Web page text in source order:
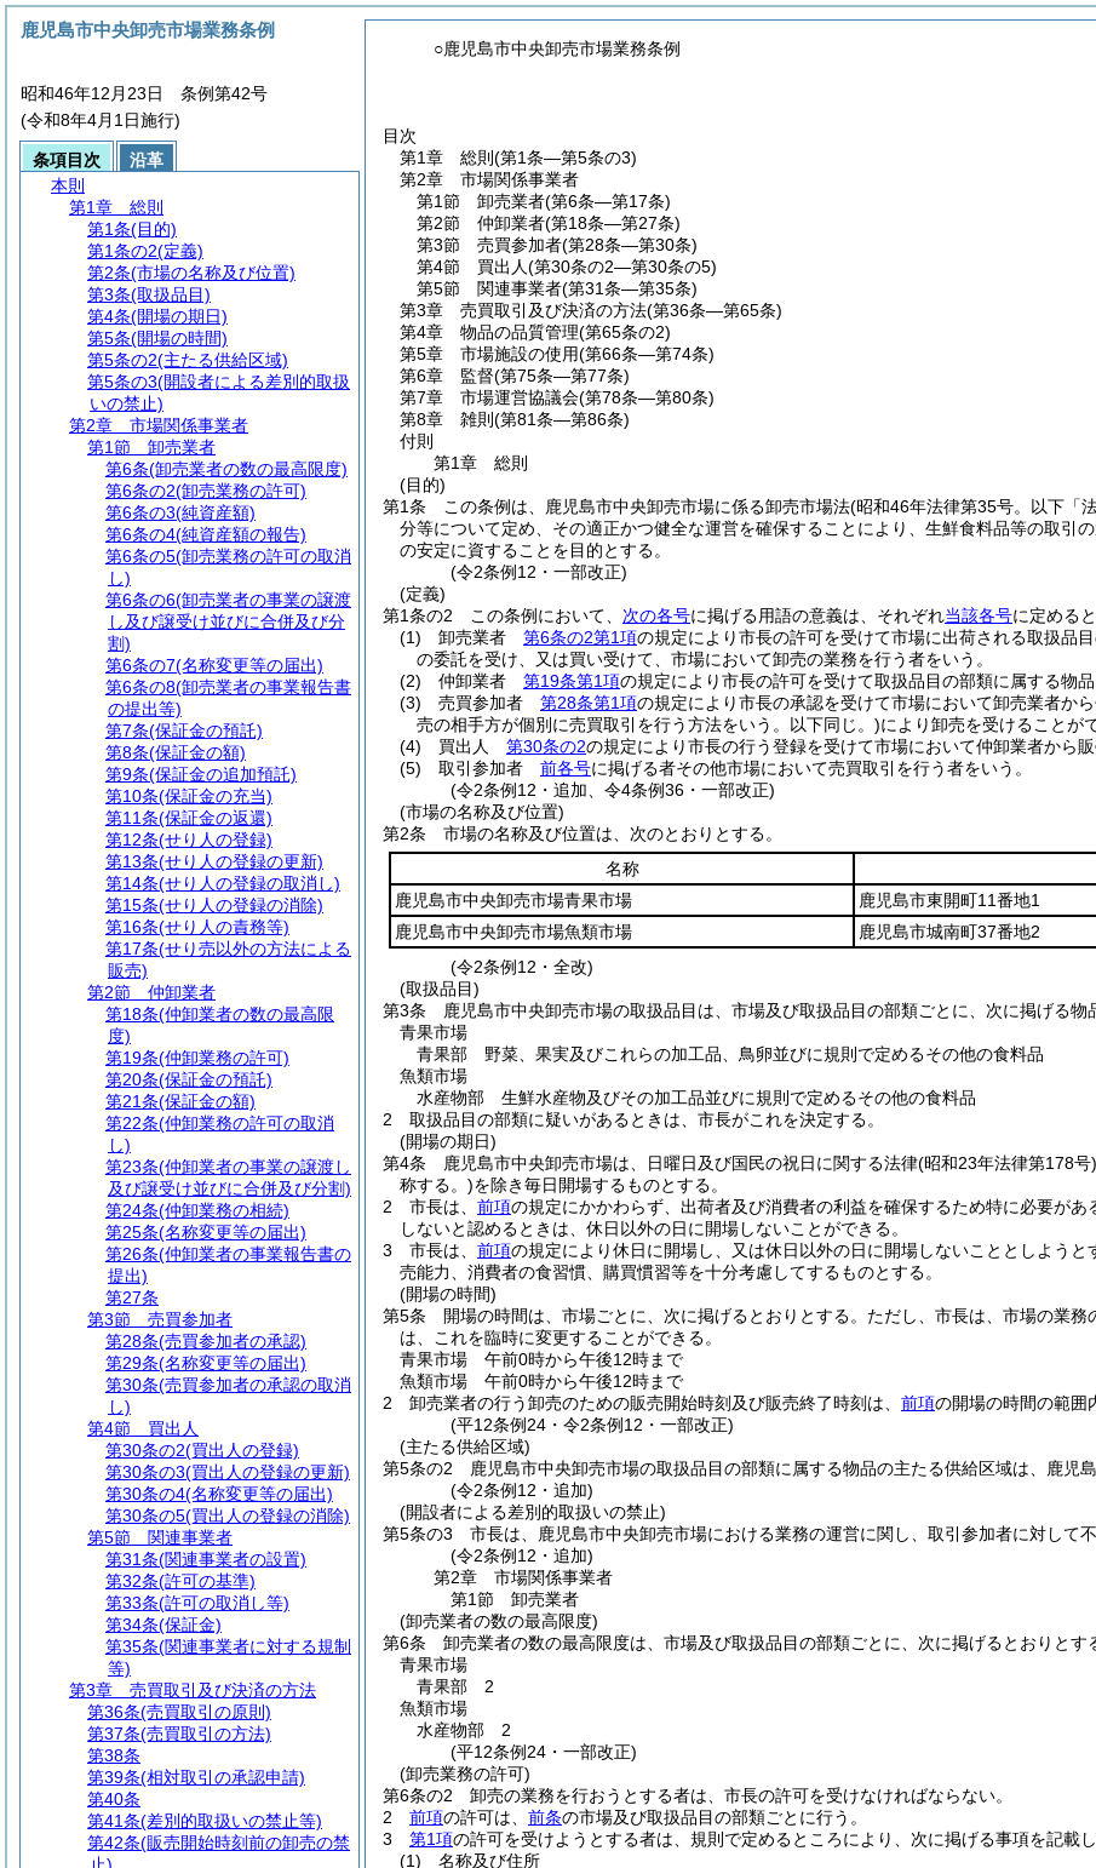
○鹿児島市中央卸売市場業務条例
目次
第1章
総則 (第1条―第5条の3)
第2章
市場関係事業者
第1節
卸売業者(第6条―第17条)
第2節
仲卸業者(第18条―第27条)
第3節
売買参加者(第28条―第30条)
第4節
買出人(第30条の2―第30条の5)
第5節
関連事業者(第31条―第35条)
第3章
売買取引及び決済の方法(第36条―第65条)
第4章
物品の品質管理(第65条の2)
第5章
市場施設の使用(第66条―第74条)
第6章
監督(第75条―第77条)
第7章
市場運営協議会(第78条―第80条)
第8章
雑則 (第81条―第86条)
付則
第1章
総則
(目的)
第1条
この条例は、鹿児島市中央卸売市場に係る卸売市場法(昭和46年法律第35号。以下「
分等について定め、その適正かつ健全な運営を確保することにより、生鮮食料品等の取引
の安定に資することを目的とする。
(令2条例12・一部改正)
(定義)
第1条の2
この条例において、 次の各号に掲げる用語の意義は、それぞれ当該各号に定める
(1)
卸売業者 第6条の2第1項の規定により市長の許可を受けて市場に出荷される取扱品
の委託を受け、又は買い受けて、市場において卸売の業務を行う者をいう。
(2)
仲卸業者 第19条第1項の規定により市長の許可を受けて取扱品目の部類に属する物
(3)
売買参加者 第28条第1項の規定により市長の承認を受けて市場において卸売業者か
売の相手方が個別に売買取引を行う方法をいう。以下同じ。)により卸売を受けることが
(4)
買出人 第30条の2の規定により市長の行う登録を受けて市場において仲卸業者から販
(5)
取引参加者 前各号に掲げる者その他市場において売買取引を行う者をいう。
(令2条例12・追加、令4条例36・一部改正)
(市場の名称及び位置)
第2条
市場の名称及び位置は、次のとおりとする。
名称
鹿児島市中央卸売市場青果市場
鹿児島市東開町11番地1
鹿児島市中央卸売市場魚類市場
鹿児島市城南町37番地2
(令2条例12・全改)
(取扱品目)
第3条
鹿児島市中央卸売市場の取扱品目は、市場及び取扱品目の部類ごとに、次に掲げる物
青果市場
青果部 野菜、果実及びこれらの加工品、鳥卵並びに規則で定めるその他の食料品
魚類市場
水産物部 生鮮水産物及びその加工品並びに規則で定めるその他の食料品
2
取扱品目の部類に疑いがあるときは、市長がこれを決定する。
(開場の期日)
第4条
鹿児島市中央卸売市場は、日曜日及び国民の祝日に関する法律(昭和23年法律第178号)
称する。)を除き毎日開場するものとする。
2
市長は、 前項の規定にかかわらず、出荷者及び消費者の利益を確保するため特に必要が
しないと認めるときは、休日以外の日に開場しないことができる。
3
市長は、 前項の規定により休日に開場し、又は休日以外の日に開場しないこととしよう
売能力、消費者の食習慣、購買慣習等を十分考慮してするものとする。
(開場の時間)
第5条
開場の時間は、市場ごとに、次に掲げるとおりとする。 ただし、市長は、市場の業務
は、これを臨時に変更することができる。
青果市場 午前0時から午後12時まで
魚類市場 午前0時から午後12時まで
2
卸売業者の行う卸売のための販売開始時刻及び販売終了時刻は、 前項の開場の時間の範囲
(平12条例24・令2条例12・一部改正)
(主たる供給区域)
第5条の2
鹿児島市中央卸売市場の取扱品目の部類に属する物品の主たる供給区域は、鹿児島
(令2条例12・追加)
(開設者による差別的取扱いの禁止)
第5条の3
市長は、鹿児島市中央卸売市場における業務の運営に関し、取引参加者に対して
(令2条例12・追加)
第2章
市場関係事業者
第1節
卸売業者
(卸売業者の数の最高限度)
第6条
卸売業者の数の最高限度は、市場及び取扱品目の部類ごとに、次に掲げるとおりとす
青果市場
青果部 2
魚類市場
水産物部 2
(平12条例24・一部改正)
(卸売業務の許可)
第6条の2
卸売の業務を行おうとする者は、市長の許可を受けなければならない。
2
前項の許可は、 前条の市場及び取扱品目の部類ごとに行う。
3
第1項の許可を受けようとする者は、規則で定めるところにより、次に掲げる事項を記載
(1)
名称及び住所
鹿児島市中央卸売市場業務条例
昭和46年12月23日 条例第42号
(令和8年4月1日施行)
条項目次
沿革
本則
第1章
総則
第1条(目的)
第1条の2(定義)
第2条(市場の名称及び位置)
第3条(取扱品目)
第4条(開場の期日)
第5条(開場の時間)
第5条の2(主たる供給区域)
第5条の3(開設者による差別的取扱
いの禁止)
第2章
市場関係事業者
第1節
卸売業者
第6条(卸売業者の数の最高限度)
第6条の2(卸売業務の許可)
第6条の3(純資産額)
第6条の4(純資産額の報告)
第6条の5(卸売業務の許可の取消
し)
第6条の6(卸売業者の事業の譲渡
し及び譲受け並びに合併及び分
割)
第6条の7(名称変更等の届出)
第6条の8(卸売業者の事業報告書
の提出等)
第7条(保証金の預託)
第8条(保証金の額)
第9条(保証金の追加預託)
第10条(保証金の充当)
第11条(保証金の返還)
第12条(せり人の登録)
第13条(せり人の登録の更新)
第14条(せり人の登録の取消し)
第15条(せり人の登録の消除)
第16条(せり人の責務等)
第17条(せり売以外の方法による
販売)
第2節
仲卸業者
第18条(仲卸業者の数の最高限
度)
第19条(仲卸業務の許可)
第20条(保証金の預託)
第21条(保証金の額)
第22条(仲卸業務の許可の取消
し)
第23条(仲卸業者の事業の譲渡し
及び譲受け並びに合併及び分割)
第24条(仲卸業務の相続)
第25条(名称変更等の届出)
第26条(仲卸業者の事業報告書の
提出)
第27条
第3節
売買参加者
第28条(売買参加者の承認)
第29条(名称変更等の届出)
第30条(売買参加者の承認の取消
し)
第4節
買出人
第30条の2(買出人の登録)
第30条の3(買出人の登録の更新)
第30条の4(名称変更等の届出)
第30条の5(買出人の登録の消除)
第5節
関連事業者
第31条(関連事業者の設置)
第32条(許可の基準)
第33条(許可の取消し等)
第34条(保証金)
第35条(関連事業者に対する規制
等)
第3章
売買取引及び決済の方法
第36条(売買取引の原則)
第37条(売買取引の方法)
第38条
第39条(相対取引の承認申請)
第40条
第41条(差別的取扱いの禁止等)
第42条(販売開始時刻前の卸売の禁